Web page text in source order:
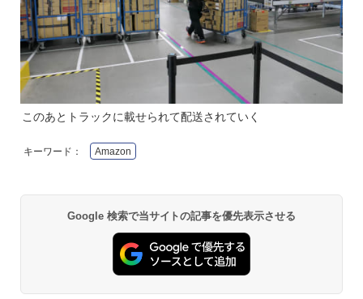
このあとトラックに載せられて配送されていく
キーワード： Amazon
Google 検索で当サイトの記事を優先表示させる